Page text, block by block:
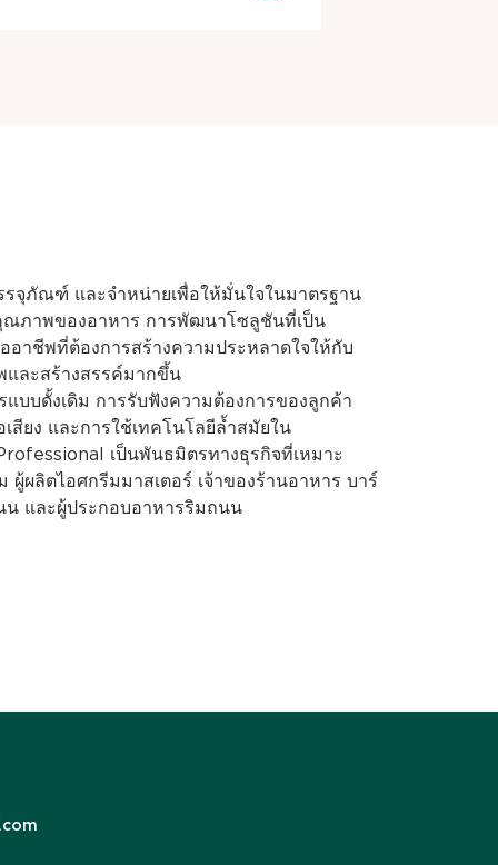
จุภัณฑ์ และจำหน่ายเพื่อให้มั่นใจในมาตรฐาน
ภาพของอาหาร การพัฒนาโซลูชันที่เป็น
าชีพที่ต้องการสร้างความประหลาดใจให้กับ
และสร้างสรรค์มากขึ้น
บบดั้งเดิม การรับฟังความต้องการของลูกค้า
ยง และการใช้เทคโนโลยีล้ำสมัยใน
เป็นพันธมิตรทางธุรกิจที่เหมาะ
ผลิตไอศกรีมมาสเตอร์ เจ้าของร้านอาหาร บาร์
น และผู้ประกอบอาหารริมถนน